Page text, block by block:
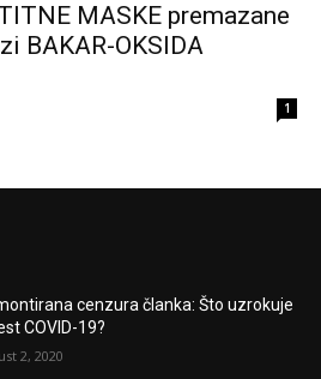
MASKE premazane
BAKAR-OKSIDA
1
cenzura članka: Što uzrokuje
COVID-19?
2, 2020